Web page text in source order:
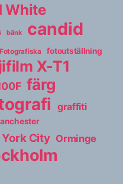
White
bänk candid
Fotografiska fotoutställning
X-T1
färg
graffiti
York City Orminge